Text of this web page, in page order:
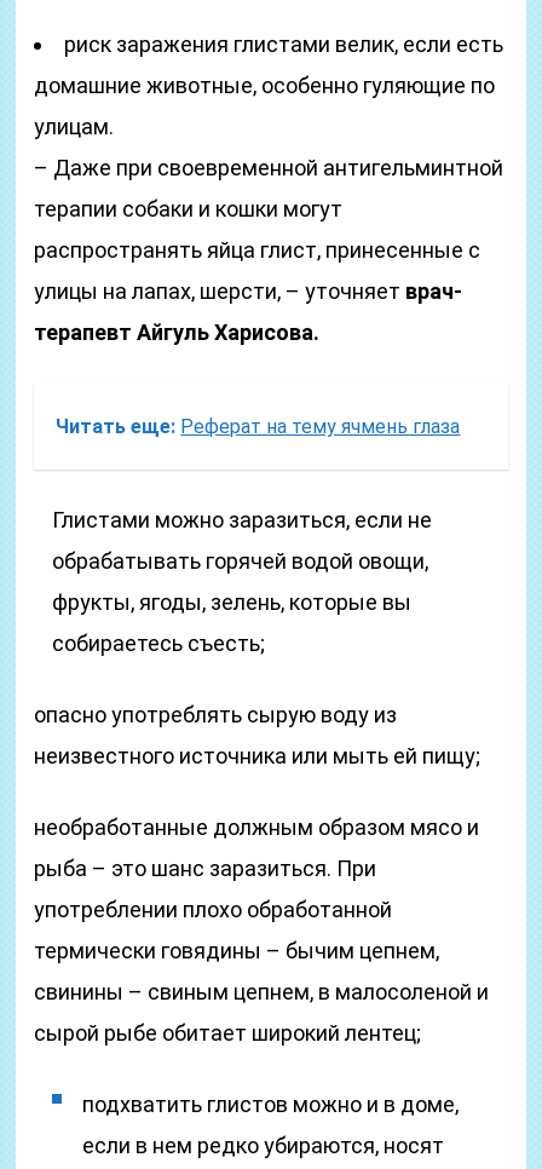
риск заражения глистами велик, если есть
домашние животные, особенно гуляющие по
улицам.
– Даже при своевременной антигельминтной
терапии собаки и кошки могут
распространять яйца глист, принесенные с
улицы на лапах, шерсти, – уточняет врач-
терапевт Айгуль Харисова.
Читать еще: Реферат на тему ячмень глаза
Глистами можно заразиться, если не
обрабатывать горячей водой овощи,
фрукты, ягоды, зелень, которые вы
собираетесь съесть;
опасно употреблять сырую воду из
неизвестного источника или мыть ей пищу;
необработанные должным образом мясо и
рыба – это шанс заразиться. При
употреблении плохо обработанной
термически говядины – бычим цепнем,
свинины – свиным цепнем, в малосоленой и
сырой рыбе обитает широкий лентец;
подхватить глистов можно и в доме,
если в нем редко убираются, носят